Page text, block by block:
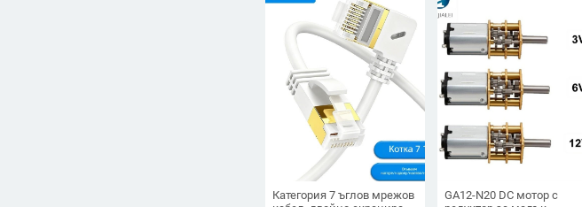
Категория 7 ъглов мрежов
GA12-N20 DC мотор с